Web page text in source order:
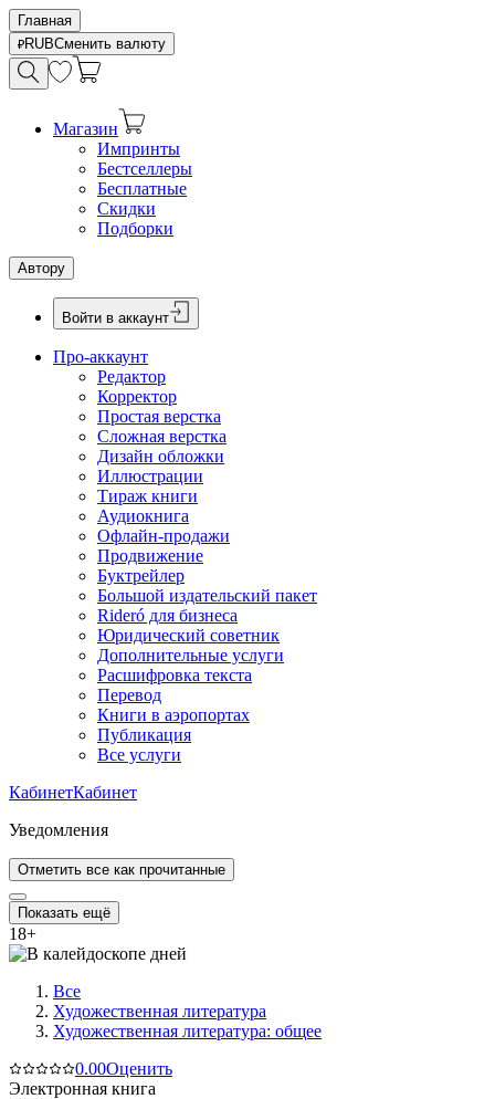
Главная
RUBСменить валюту
Магазин
Импринты
Бестселлеры
Бесплатные
Скидки
Подборки
Автору
Войти в аккаунт
Про-аккаунт
Редактор
Корректор
Простая верстка
Сложная верстка
Дизайн обложки
Иллюстрации
Тираж книги
Аудиокнига
Офлайн-продажи
Продвижение
Буктрейлер
Большой издательский пакет
Rideró для бизнеса
Юридический советник
Дополнительные услуги
Расшифровка текста
Перевод
Книги в аэропортах
Публикация
Все услуги
КабинетКабинет
Уведомления
Отметить все как прочитанные
Показать ещё
18+
Все
Художественная литература
Художественная литература: общее
0.00Оценить
Электронная книга